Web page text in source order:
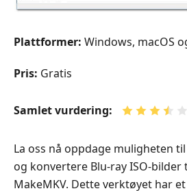
Plattformer: Windows, macOS
Pris: Gratis
Samlet vurdering:
La oss nå oppdage muligheten
og konvertere Blu-ray ISO-bilder
MakeMKV. Dette verktøyet har